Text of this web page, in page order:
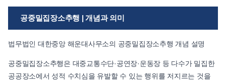
공중밀집장소추행 | 개념과 의미
법무법인 대한중앙 해운대사무소의 공중밀집장소추행 개념 설명
공중밀집장소추행은 대중교통수단·공연장·운동장 등 다수가 밀집한
공공장소에서 성적 수치심을 유발할 수 있는 행위를 저지르는 것을